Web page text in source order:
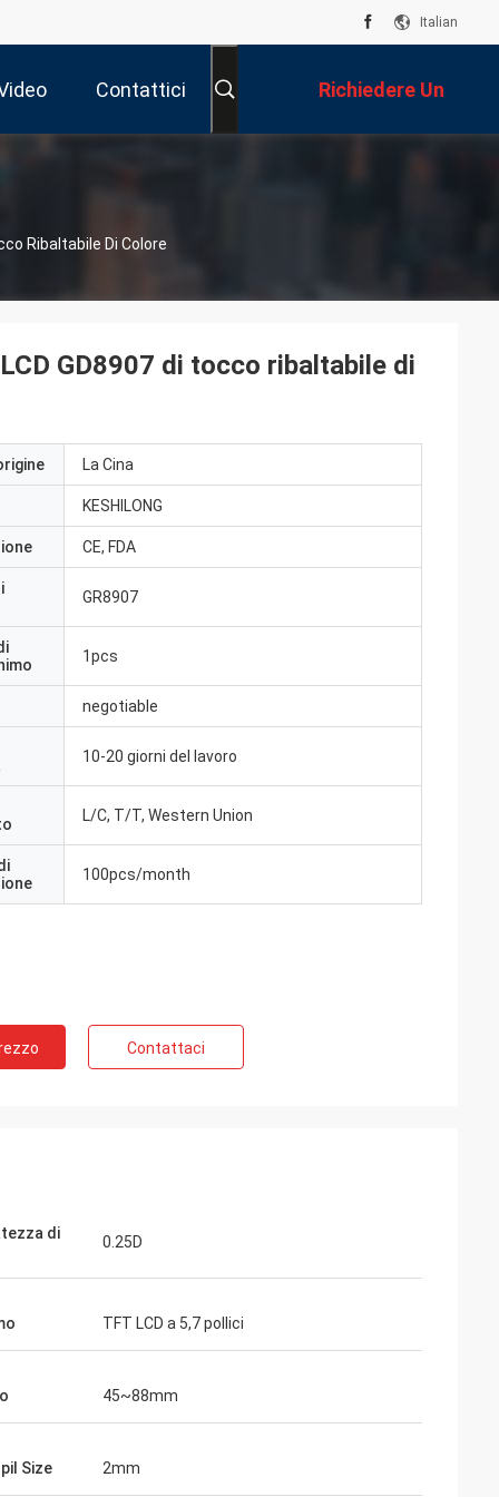
Italian
Contattici Richiedere Un
Preventivo
Ribaltabile Di Colore
di
GD8907 di tocco ribaltabile di
La Cina
KESHILONG
CE, FDA
GR8907
1pcs
negotiable
10-20 giorni del lavoro
L/C, T/T, Western Union
100pcs/month
Contattaci
di 0.25D
TFT LCD a 5,7 pollici
45~88mm
Size 2mm